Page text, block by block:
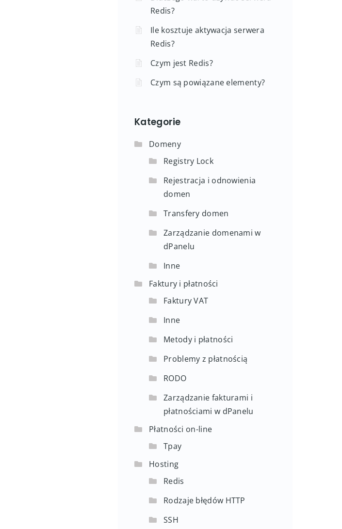
Redis?
Ile kosztuje aktywacja serwera
Redis?
Czym jest Redis?
Czym są powiązane elementy?
Kategorie
Domeny
Registry Lock
Rejestracja i odnowienia
domen
Transfery domen
Zarządzanie domenami w
dPanelu
Inne
Faktury i płatności
Faktury VAT
Inne
Metody i płatności
Problemy z płatnością
RODO
Zarządzanie fakturami i
płatnościami w dPanelu
Płatności on-line
Tpay
Hosting
Redis
Rodzaje błędów HTTP
SSH